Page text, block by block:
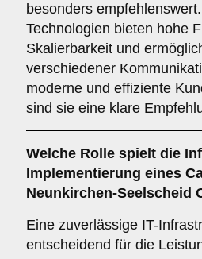
besonders
Technologien bieten hohe
Skalierbarkeit und
verschiedener
moderne und effiziente
sind sie eine klare
Welche Rolle spielt die
Implementierung eines
Neunkirchen-Seelscheid
Eine zuverlässige IT-
entscheidend für die